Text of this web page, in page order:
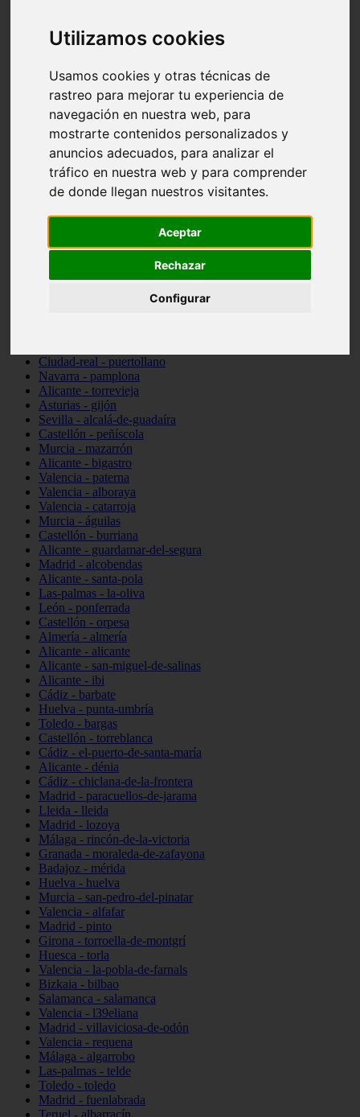
Utilizamos cookies
Usamos cookies y otras técnicas de
rastreo para mejorar tu experiencia de
navegación en nuestra web, para
mostrarte contenidos personalizados y
anuncios adecuados, para analizar el
tráfico en nuestra web y para comprender
de donde llegan nuestros visitantes.
Aceptar
Rechazar
Configurar
Valencia - chiva
Murcia - calasparra
Valencia - sagunt
Asturias - ribadesella
Castellón - benicàssim
Alicante - el-campello
Cádiz - rota
Madrid - las-rozas-de-madrid
Ciudad-real - ciudad-real
Madrid - tres-cantos
Las-palmas - yaiza
Alicante - elx
Ciudad-real - puertollano
Navarra - pamplona
Alicante - torrevieja
Asturias - gijón
Sevilla - alcalá-de-guadaíra
Castellón - peñíscola
Murcia - mazarrón
Alicante - bigastro
Valencia - paterna
Valencia - alboraya
Valencia - catarroja
Murcia - águilas
Castellón - burriana
Alicante - guardamar-del-segura
Madrid - alcobendas
Alicante - santa-pola
Las-palmas - la-oliva
León - ponferrada
Castellón - orpesa
Almería - almería
Alicante - alicante
Alicante - san-miguel-de-salinas
Alicante - ibi
Cádiz - barbate
Huelva - punta-umbría
Toledo - bargas
Castellón - torreblanca
Cádiz - el-puerto-de-santa-maría
Alicante - dénia
Cádiz - chiclana-de-la-frontera
Madrid - paracuellos-de-jarama
Lleida - lleida
Madrid - lozoya
Málaga - rincón-de-la-victoria
Granada - moraleda-de-zafayona
Badajoz - mérida
Huelva - huelva
Murcia - san-pedro-del-pinatar
Valencia - alfafar
Madrid - pinto
Girona - torroella-de-montgrí
Huesca - torla
Valencia - la-pobla-de-farnals
Bizkaia - bilbao
Salamanca - salamanca
Valencia - l39eliana
Madrid - villaviciosa-de-odón
Valencia - requena
Málaga - algarrobo
Las-palmas - telde
Toledo - toledo
Madrid - fuenlabrada
Teruel - albarracín